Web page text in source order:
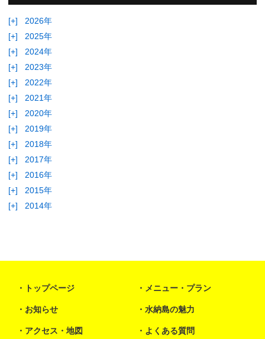
[+]
2026年
[+]
2025年
[+]
2024年
[+]
2023年
[+]
2022年
[+]
2021年
[+]
2020年
[+]
2019年
[+]
2018年
[+]
2017年
[+]
2016年
[+]
2015年
[+]
2014年
トップページ メニュー・プラン
お知らせ 水納島の魅力
アクセス・地図 よくある質問